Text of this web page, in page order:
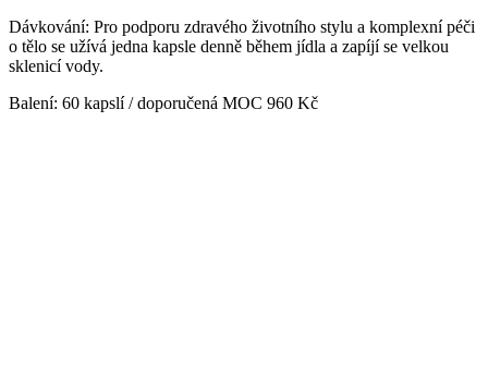
Dávkování: Pro podporu zdravého životního stylu a komplexní péči
o tělo se užívá jedna kapsle denně během jídla a zapíjí se velkou
sklenicí vody.
Balení: 60 kapslí / doporučená MOC 960 Kč